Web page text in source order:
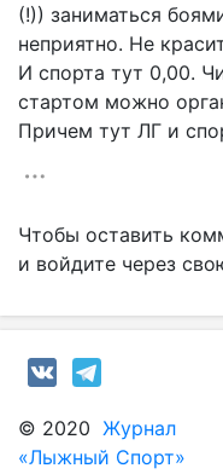
(!)) заниматься
неприятно. Не
И спорта тут 0,00.
стартом можно
Причем тут ЛГ и
Чтобы оставить
и войдите через
© 2020 Журнал
«Лыжный Спорт»